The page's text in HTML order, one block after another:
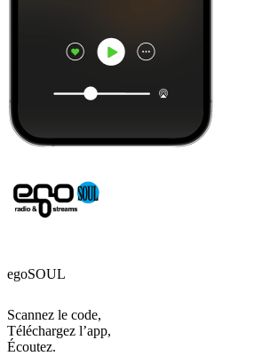
egoSOUL
Scannez le code,
Téléchargez l’app,
Écoutez.